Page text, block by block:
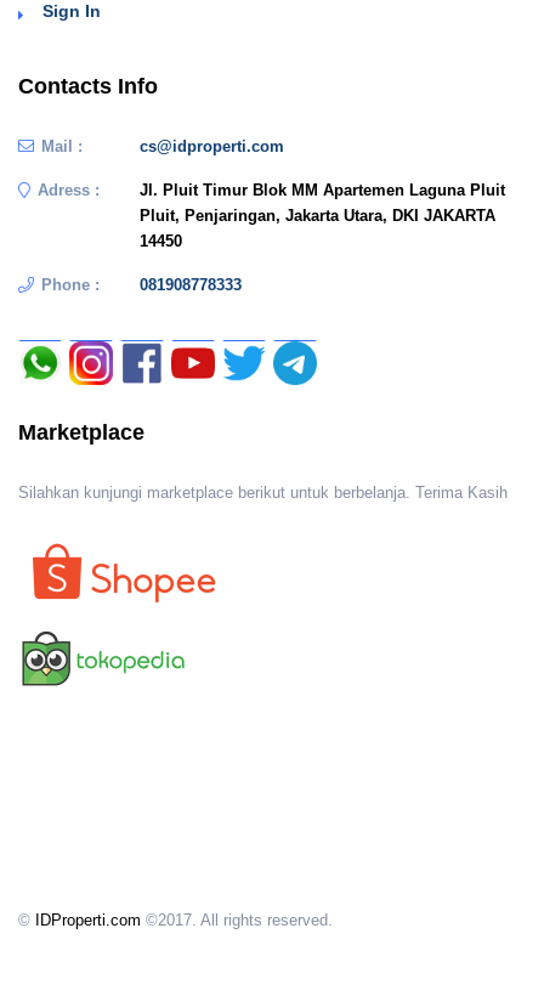
Sign In
Contacts Info
Mail : cs@idproperti.com
Adress :
Jl. Pluit Timur Blok MM Apartemen Laguna Pluit
Pluit, Penjaringan, Jakarta Utara, DKI JAKARTA
14450
Phone : 081908778333
Marketplace
Silahkan kunjungi marketplace berikut untuk berbelanja. Terima Kasih
© IDProperti.com ©2017. All rights reserved.